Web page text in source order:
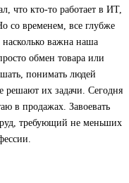
что кто-то работает в ИТ,
со временем, все глубже
важна наша
обмен товара или
понимать людей
решают их задачи. Сегодня
в продажах. Завоевать
требующий не меньших